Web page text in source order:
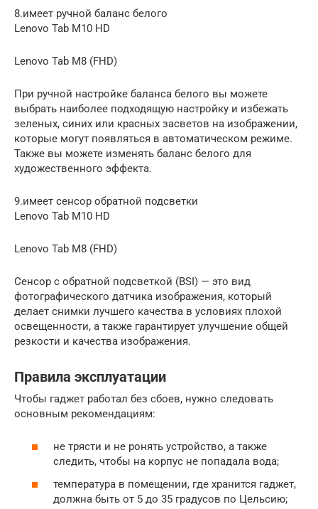
8.имеет ручной баланс белого
Lenovo Tab M10 HD
Lenovo Tab M8 (FHD)
При ручной настройке баланса белого вы можете
выбрать наиболее подходящую настройку и избежать
зеленых, синих или красных засветов на изображении,
которые могут появляться в автоматическом режиме.
Также вы можете изменять баланс белого для
художественного эффекта.
9.имеет сенсор обратной подсветки
Lenovo Tab M10 HD
Lenovo Tab M8 (FHD)
Сенсор с обратной подсветкой (BSI) — это вид
фотографического датчика изображения, который
делает снимки лучшего качества в условиях плохой
освещенности, а также гарантирует улучшение общей
резкости и качества изображения.
Правила эксплуатации
Чтобы гаджет работал без сбоев, нужно следовать
основным рекомендациям:
не трясти и не ронять устройство, а также
следить, чтобы на корпус не попадала вода;
температура в помещении, где хранится гаджет,
должна быть от 5 до 35 градусов по Цельсию;